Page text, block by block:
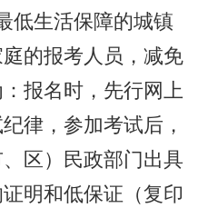
低生活保障的城镇
的报考人员，减免
报名时，先行网上
律，参加考试后，
区）民政部门出具
明和低保证（复印